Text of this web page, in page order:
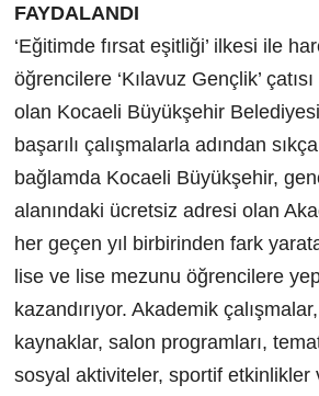
FAYDALANDI
‘Eğitimde fırsat eşitliği’ ilkesi ile
öğrencilere ‘Kılavuz Gençlik’
olan Kocaeli Büyükşehir
başarılı çalışmalarla adından
bağlamda Kocaeli Büyükşehir,
alanındaki ücretsiz adresi olan
her geçen yıl birbirinden fark
lise ve lise mezunu öğrencilere
kazandırıyor. Akademik çalışmalar,
kaynaklar, salon programları,
sosyal aktiviteler, sportif etkinlikler